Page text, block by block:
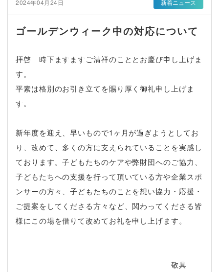
2024年04月24日 新着ニュース
ゴールデンウィーク中の対応について
拝啓 時下ますますご清祥のこととお慶び申し上げま
す。
平素は格別のお引き立てを賜り厚く御礼申し上げま
す。
新年度を迎え、早いもので1ヶ月が過ぎようとしてお
り、改めて、多くの方に支えられていることを実感し
ております。子どもたちのケアや弊財団へのご協力、
子どもたちへの支援を行って頂いている方や企業スポ
ンサーの方々、子どもたちのことを想い協力・応援・
ご提案をしてくださる方々など、関わってくださる皆
様にこの場を借りて改めてお礼を申し上げます。
敬具